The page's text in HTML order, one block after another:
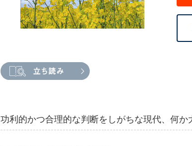
功利的かつ合理的な判断をしがちな現代、何